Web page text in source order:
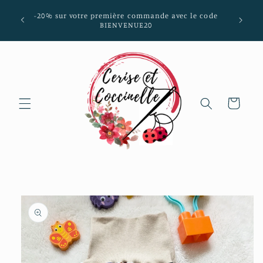
au
-20% sur votre première commande avec le code
BIENVENUE20
Panier
Passer aux
informations
produits